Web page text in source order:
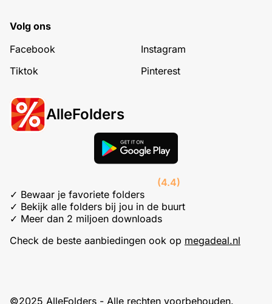
Volg ons
Facebook
Instagram
Tiktok
Pinterest
AlleFolders
(4.4)
✓ Bewaar je favoriete folders
✓ Bekijk alle folders bij jou in de buurt
✓ Meer dan 2 miljoen downloads
Check de beste aanbiedingen ook op megadeal.nl
©2025 AlleFolders - Alle rechten voorbehouden.